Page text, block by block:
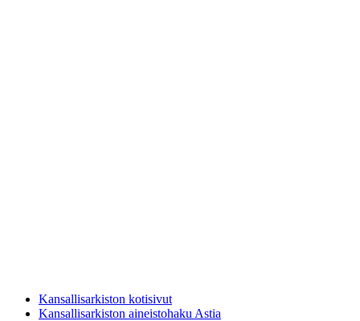
Kansallisarkiston kotisivut
Kansallisarkiston aineistohaku Astia